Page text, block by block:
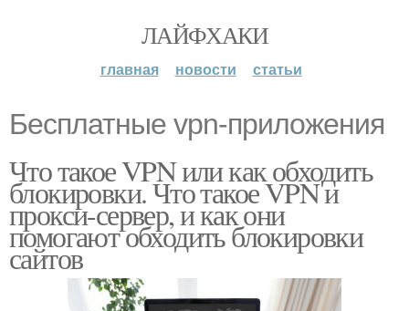
ЛАЙФХАКИ
главная новости статьи
Бесплатные vpn-приложения
Что такое VPN или как обходить
блокировки. Что такое VPN и
прокси-сервер, и как они
помогают обходить блокировки
сайтов